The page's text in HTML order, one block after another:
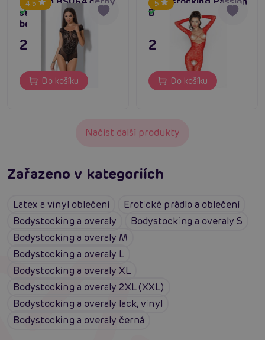
4.5
sexy vzorovaný
bodystocking
Skladem
295 Kč
Do košíku
5
BS031 červená
Skladem
295 Kč
Do košíku
Načíst další produkty
Zařazeno v kategoriích
Latex a vinyl oblečení
Erotické prádlo a oblečení
Bodystocking a overaly
Bodystocking a overaly S
Bodystocking a overaly M
Bodystocking a overaly L
Bodystocking a overaly XL
Bodystocking a overaly 2XL (XXL)
Bodystocking a overaly lack, vinyl
Bodystocking a overaly černá